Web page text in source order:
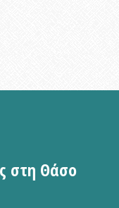
στη Θάσο